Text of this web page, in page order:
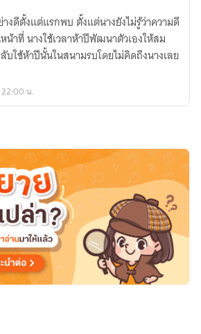
งดีตั้งแต่แรกพบ ตั้งแต่นางยังไม่รู้ว่าความดี
น้าที่ นางใช้เวลาห้าปีพัฒนาตัวเองให้สม
ลับใช้ห้าปีนั้นในสนามรบโดยไม่คิดถึงนางเลย
น.